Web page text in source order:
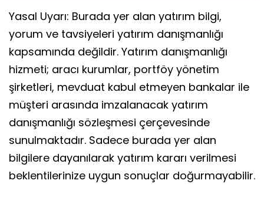
Yasal Uyarı: Burada yer alan yatırım bilgi,
yorum ve tavsiyeleri yatırım danışmanlığı
kapsamında değildir. Yatırım danışmanlığı
hizmeti; aracı kurumlar, portföy yönetim
şirketleri, mevduat kabul etmeyen bankalar ile
müşteri arasında imzalanacak yatırım
danışmanlığı sözleşmesi çerçevesinde
sunulmaktadır. Sadece burada yer alan
bilgilere dayanılarak yatırım kararı verilmesi
beklentilerinize uygun sonuçlar doğurmayabilir.